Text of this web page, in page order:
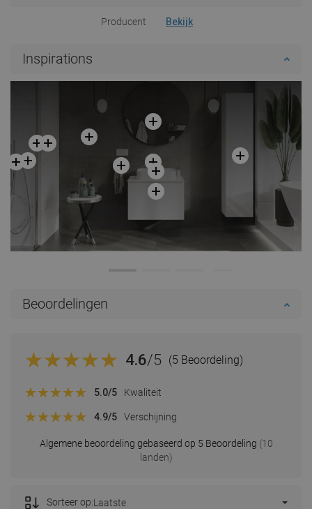
Producent Bekijk
Inspirations
Beoordelingen
4.6/5 (5 Beoordeling)
Algemene beoordeling gebaseerd op 5 Beoordeling (10
landen)
5.0/5 Kwaliteit
4.9/5 Verschijning
Sorteer op:Laatste